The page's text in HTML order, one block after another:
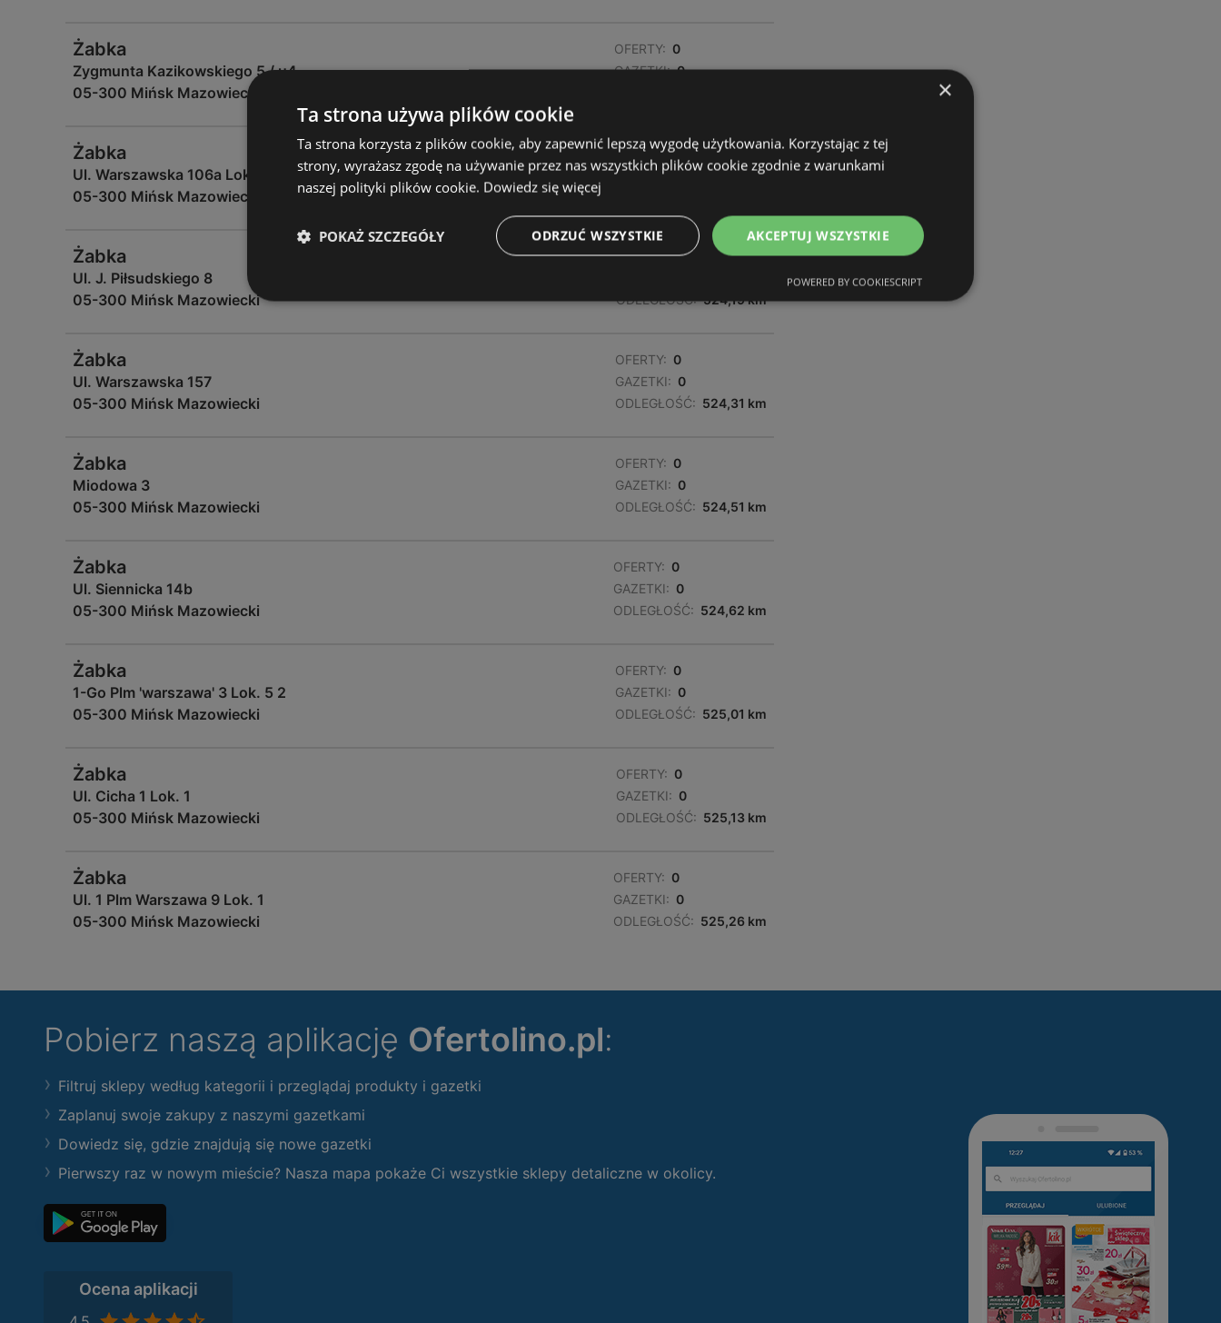
Żabka
Zygmunta Kazikowskiego 5 / u4
05-300 Mińsk Mazowiecki
OFERTY: 0
GAZETKI: 0
Żabka
Ul. Warszawska 106a Lok. 4 1
05-300 Mińsk Mazowiecki
OFERTY: 0
GAZETKI: 0
Żabka
Ul. J. Piłsudskiego 8
05-300 Mińsk Mazowiecki
OFERTY: 0
ODLEGŁOŚĆ: 524,19 km
Żabka
Ul. Warszawska 157
05-300 Mińsk Mazowiecki
OFERTY: 0
GAZETKI: 0
ODLEGŁOŚĆ: 524,31 km
Żabka
Miodowa 3
05-300 Mińsk Mazowiecki
OFERTY: 0
GAZETKI: 0
ODLEGŁOŚĆ: 524,51 km
Żabka
Ul. Siennicka 14b
05-300 Mińsk Mazowiecki
OFERTY: 0
GAZETKI: 0
ODLEGŁOŚĆ: 524,62 km
Żabka
1-Go Plm 'warszawa' 3 Lok. 5 2
05-300 Mińsk Mazowiecki
OFERTY: 0
GAZETKI: 0
ODLEGŁOŚĆ: 525,01 km
Żabka
Ul. Cicha 1 Lok. 1
05-300 Mińsk Mazowiecki
OFERTY: 0
GAZETKI: 0
ODLEGŁOŚĆ: 525,13 km
Żabka
Ul. 1 Plm Warszawa 9 Lok. 1
05-300 Mińsk Mazowiecki
OFERTY: 0
GAZETKI: 0
ODLEGŁOŚĆ: 525,26 km
Pobierz naszą aplikację Ofertolino.pl:
Filtruj sklepy według kategorii i przeglądaj produkty i gazetki
Zaplanuj swoje zakupy z naszymi gazetkami
Dowiedz się, gdzie znajdują się nowe gazetki
Pierwszy raz w nowym mieście? Nasza mapa pokaże Ci wszystkie sklepy detaliczne w okolicy.
Ocena aplikacji
×
Ta strona używa plików cookie
Ta strona korzysta z plików cookie, aby zapewnić lepszą wygodę użytkowania. Korzystając z tej
strony, wyrażasz zgodę na używanie przez nas wszystkich plików cookie zgodnie z warunkami
naszej polityki plików cookie. Dowiedz się więcej
AKCEPTUJ WSZYSTKIE
ODRZUĆ WSZYSTKIE
POKAŻ SZCZEGÓŁY
POWERED BY COOKIESCRIPT